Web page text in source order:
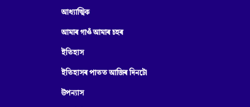
আধ্যাত্মিক
আমাৰ গাওঁ আমাৰ চহৰ
ইতিহাস
ইতিহাসৰ পাতত আজিৰ দিনটো
উপন্যাস